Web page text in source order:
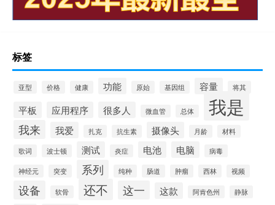
标签
亚型 价格 健康 功能 原始 基因组 容量 将其
平板 应用程序 很多人 微血管 总体 我是
我来 我爱 扎克 抗生素 摄像头 月龄 材料
歌词 波士顿 测试 炎症 电池 电脑 病毒
神经元 突变 系列 纯种 肠道 肿瘤 西林 视频
设备 软骨 还不 这一 这款 阿肯色州
静脉